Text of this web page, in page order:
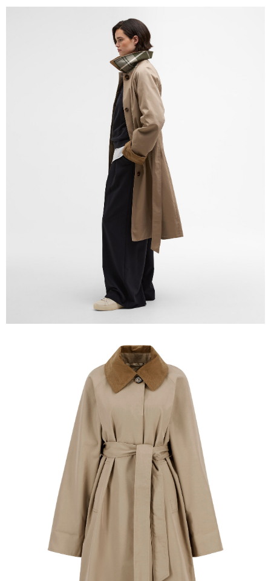
是否繳費成功／繳費後需取消欲退款等相關疑問，請聯繫「AFTEE先享後付
https://netprotections.freshdesk.com/support/home
１．透過由恩沛科技股份有限公司提供之「AFTEE先享後付」服務完成之交
易，需依本服務之必要範圍內提供個人資料，並將交易相關給付款項請求債
權轉讓予恩沛科技股份有限公司。
２．關於個人資料處理事宜，請瀏覽以下網址：
３．未成年的使用者請事先徵得法定代理人或監護人之同意方可使用
「AFTEE先享後付」，若未經同意申辦者引起之損失，本公司不負相關責
４．使用「AFTEE先享後付」時，將依據個別帳號之用戶狀況，依本公司即
時審查核予不同之上限額度；若仍有額度不足之情形，本公司將視審查結果
５．嚴禁一人註冊多個帳號或使用他人資訊註冊。若發現惡意使用之情形，
恩沛科技股份有限公司將有權停止該用戶之使用額度並採取法律行動。